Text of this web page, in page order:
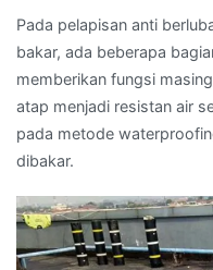
Pada pelapisan anti
bakar, ada beberapa
memberikan fungsi
atap menjadi resistan air
pada metode
dibakar.